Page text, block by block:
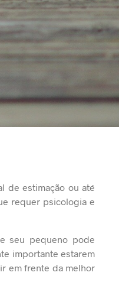
de estimação ou até
requer psicologia e
seu pequeno pode
importante estarem
em frente da melhor